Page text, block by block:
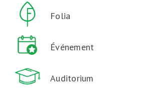
Folia
Événement
Auditorium